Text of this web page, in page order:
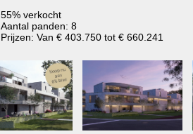
55% verkocht
Aantal panden: 8
Prijzen: Van € 403.750 tot € 660.241